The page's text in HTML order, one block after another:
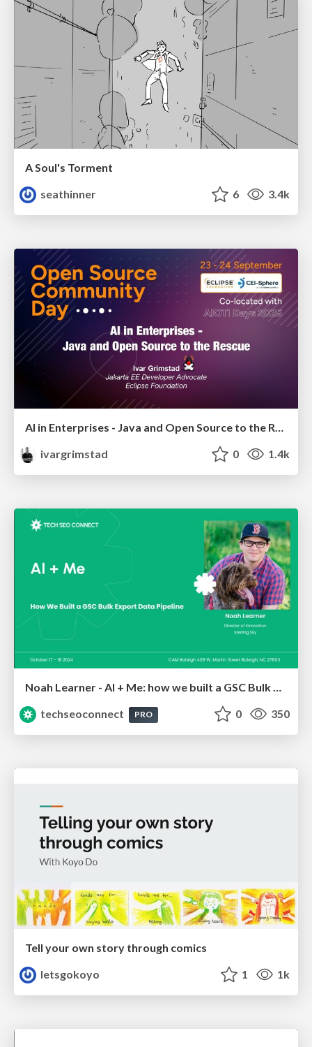
A Soul's Torment
seathinner
6 3.4k
AI in Enterprises - Java and Open Source to the Rescue
ivargrimstad
0 1.4k
Noah Learner - AI + Me: how we built a GSC Bulk Export data pipeline
techseoconnect
PRO 0 350
Tell your own story through comics
letsgokoyo
1 1k